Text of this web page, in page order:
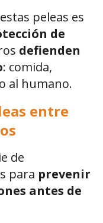
peleas es
de
defienden
: comida,
al humano.
entre
de
para prevenir
antes de